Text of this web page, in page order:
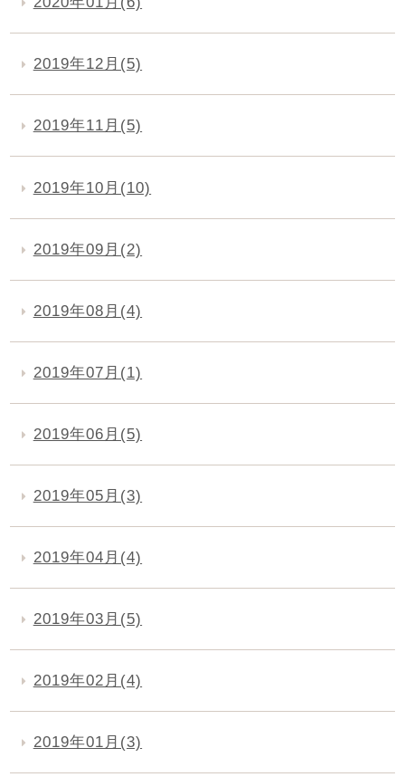
2019年12月(5)
2019年11月(5)
2019年10月(10)
2019年09月(2)
2019年08月(4)
2019年07月(1)
2019年06月(5)
2019年05月(3)
2019年04月(4)
2019年03月(5)
2019年02月(4)
2019年01月(3)